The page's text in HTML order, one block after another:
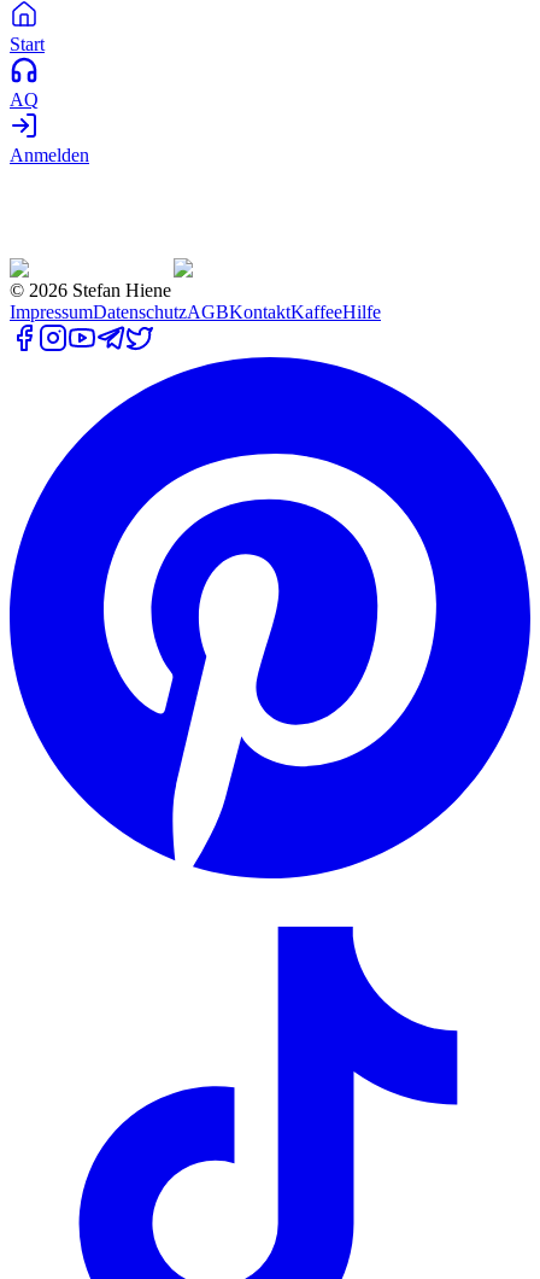
Start
AQ
Anmelden
© 2026 Stefan Hiene
ImpressumDatenschutzAGBKontaktKaffeeHilfe